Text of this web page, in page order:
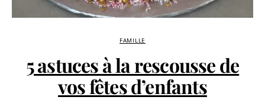
FAMILLE
5 astuces à la rescousse de
vos fêtes d’enfants